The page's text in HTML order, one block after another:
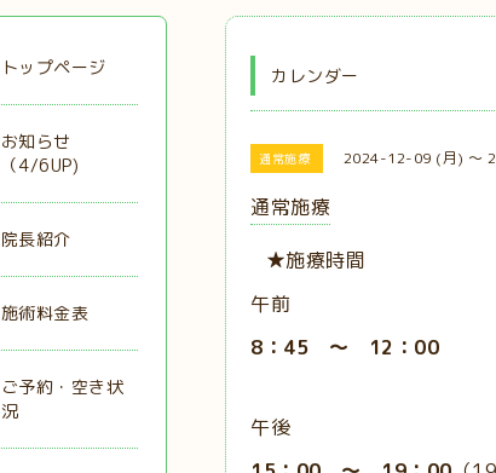
カレンダー
通常施療 2024-12-09 (月) ～
通常施療
★施療時間
午前
8：45 ～ 12：00
午後
トップページ
お知らせ
（4/6UP)
院長紹介
施術料金表
ご予約・空き状
況